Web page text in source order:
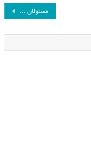
مسئولان جدید کمیسیون‌های انجمن مطالعات برنامه درسی